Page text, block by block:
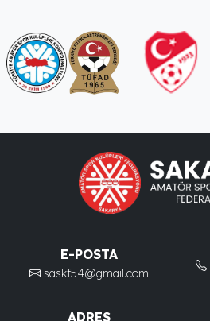
E-POSTA
saskf54@gmail.com
ADRES